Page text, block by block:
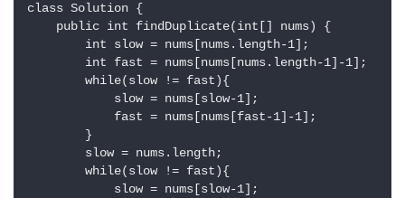
class Solution {
    public int findDuplicate(int[] nums) {
        int slow = nums[nums.length-1];
        int fast = nums[nums[nums.length-1]-1];
        while(slow != fast){
            slow = nums[slow-1];
            fast = nums[nums[fast-1]-1];
        }
        slow = nums.length;
        while(slow != fast){
            slow = nums[slow-1];